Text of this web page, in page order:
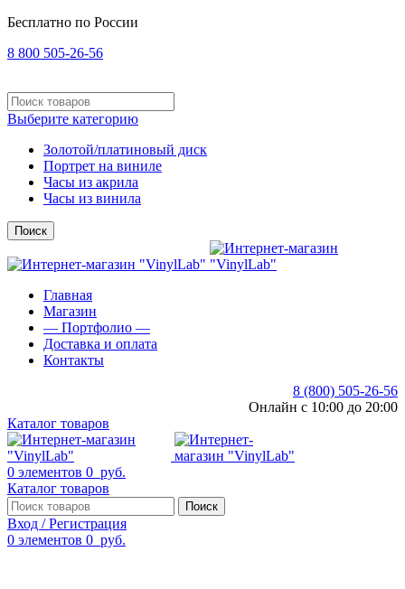
Бесплатно по России
8 800 505-26-56
Выберите категорию
Золотой/платиновый диск
Портрет на виниле
Часы из акрила
Часы из винила
Поиск
Главная
Магазин
— Портфолио —
Доставка и оплата
Контакты
8 (800) 505-26-56
Онлайн с 10:00 до 20:00
Каталог товаров
0 элементов 0 руб.
Каталог товаров
Поиск
Вход / Регистрация
0 элементов 0 руб.